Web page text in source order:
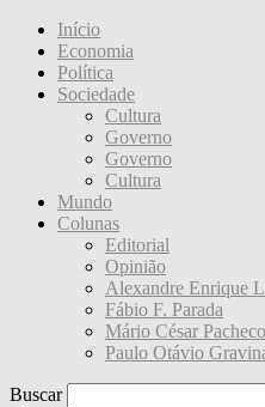
Início
Economia
Política
Sociedade
Cultura
Governo
Governo
Cultura
Mundo
Colunas
Editorial
Opinião
Alexandre Enrique
Fábio F. Parada
Mário César Pacheco
Paulo Otávio
Buscar